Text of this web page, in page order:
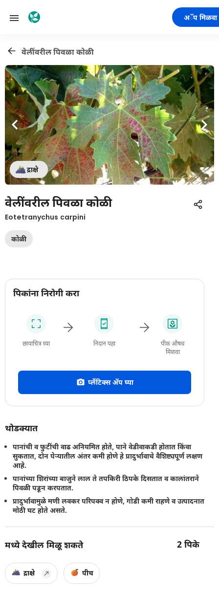
अॅप मिळवा
वेलींवरील पिवळा कोळी
द्राक्षे
वेलींवरील पिवळा कोळी
Eotetranychus carpini
कोळी
पिकांना निरोगी करा
छायाचित्र घ्या निदान पहा
पीक औषध
मिळवा
प्लँटिक्स अ‍ॅप घ्या
थोडक्यात
पानांची व फुटींची वाढ अनियमित होते, पाने वेडीवाकडी होतात किंवा
सुकतात, दोन पेर्‍यातील अंतर कमी होणे हे प्रादुर्भावाचे वैशिष्ट्यपूर्ण लक्षण
आहे.
पानांच्या शिरांच्या बाजुने लाल ते तपकिरी ठिपके दिसतात व कालांतराने
पिवळी पडून करपतात.
प्रादुर्भावामुळे मणी लवकर परिपक्व न होणे, गोडी कमी राहणे व उत्पादनात
मोठी घट होते असते.
मध्ये देखील मिळू शकते 2 पिके
द्राक्षे पीच